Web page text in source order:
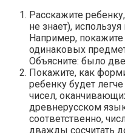
Расскажите
не знает),
Например,
одинаковых
Объясните: было
Покажите, как
ребенку будет
чисел,
древнерусском
соответственно,
дважды сосчитать